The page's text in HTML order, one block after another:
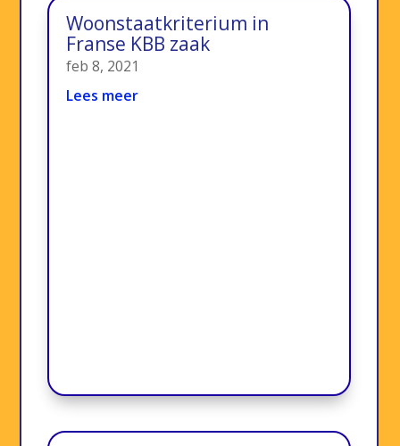
Woonstaatkriterium in
Franse KBB zaak
feb 8, 2021
Lees meer